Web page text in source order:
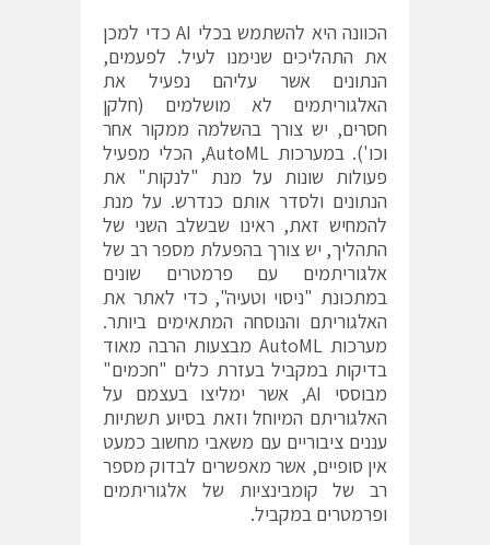
הכוונה היא להשתמש בכלי AI כדי למכן
את התהליכים שנימנו לעיל. לפעמים,
הנתונים אשר עליהם נפעיל את
האלגוריתמים לא מושלמים (חלקן
חסרים, יש צורך בהשלמה ממקור אחר
וכו'). במערכות AutoML, הכלי מפעיל
פעולות שונות על מנת "לנקות" את
הנתונים ולסדר אותם כנדרש. על מנת
להמחיש זאת, ראינו שבשלב השני של
התהליך, יש צורך בהפעלת מספר רב של
אלגוריתמים עם פרמטרים שונים
במתכונת "ניסוי וטעיה", כדי לאתר את
האלגוריתם והנוסחה המתאימים ביותר.
מערכות AutoML מבצעות הרבה מאוד
בדיקות במקביל בעזרת כלים "חכמים"
מבוססי AI, אשר ימליצו בעצמם על
האלגוריתם המיוחל וזאת בסיוע תשתיות
עננים ציבוריים עם משאבי מחשוב כמעט
אין סופיים, אשר מאפשרים לבדוק מספר
רב של קומבינציות של אלגוריתמים
ופרמטרים במקביל.